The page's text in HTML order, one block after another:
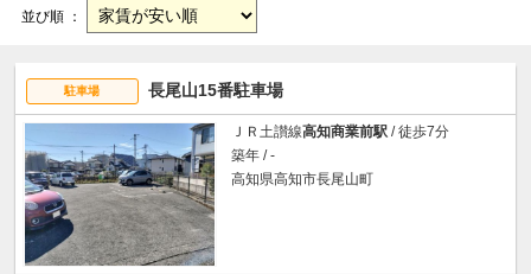
並び順 ：
駐車場 長尾山15番駐車場
ＪＲ土讃線高知商業前駅 / 徒歩7分
築年 / -
高知県高知市長尾山町